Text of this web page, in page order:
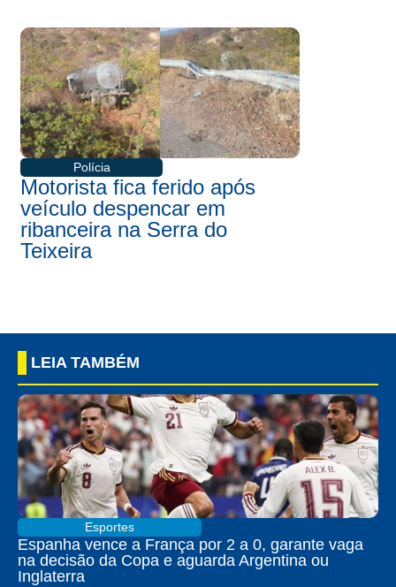
Polícia
Motorista fica ferido após
veículo despencar em
ribanceira na Serra do
Teixeira
LEIA TAMBÉM
Esportes
Espanha vence a França por 2 a 0, garante vaga
na decisão da Copa e aguarda Argentina ou
Inglaterra